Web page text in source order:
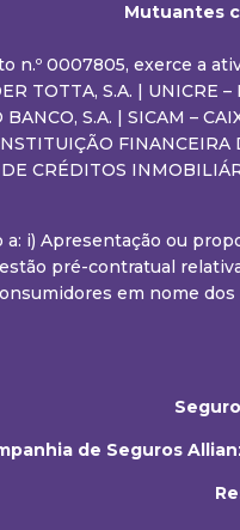
Mutuantes
n.º 0007805, exerce a
TOTTA, S.A. | UNICRE –
S.A. | SICAM –
CRÉDITOS
i) Apresentação ou
pré-contratual
em nome
de Seguros